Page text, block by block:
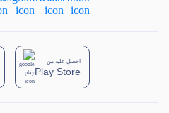
احصل عليه من
Play Store